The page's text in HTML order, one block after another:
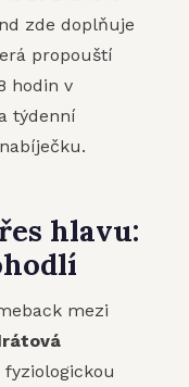
zde doplňuje
propouští
hodin v
týdenní
hlavu:
mezi